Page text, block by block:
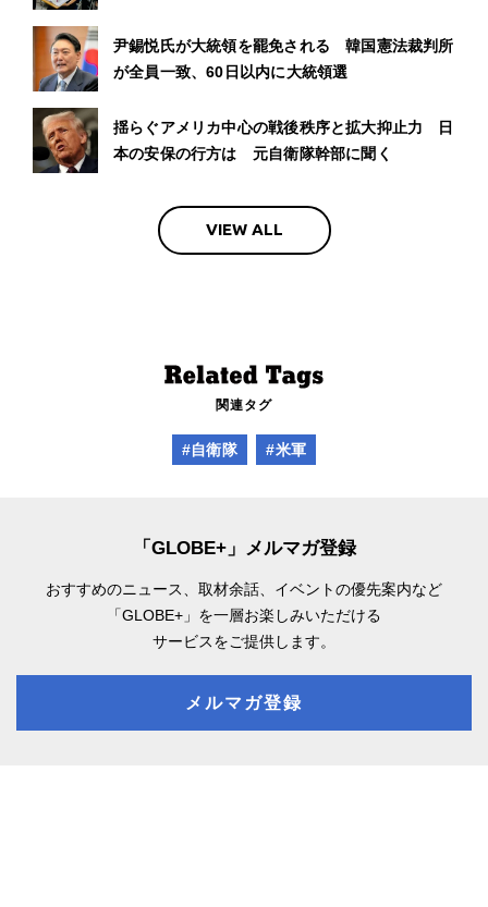
尹錫悦氏が大統領を罷免される 韓国憲法裁判所
が全員一致、60日以内に大統領選
揺らぐアメリカ中心の戦後秩序と拡大抑止力 日
本の安保の行方は 元自衛隊幹部に聞く
VIEW ALL
関連タグ
#自衛隊 #米軍
「GLOBE+」メルマガ登録
おすすめのニュース、取材余話、 イベントの優先案内など
「GLOBE+」を一層お楽しみいただける
サービスをご提供します。
メルマガ登録